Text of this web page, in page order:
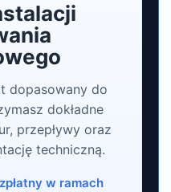
dopasowany do
dokładne
przepływy oraz
techniczną.
w ramach